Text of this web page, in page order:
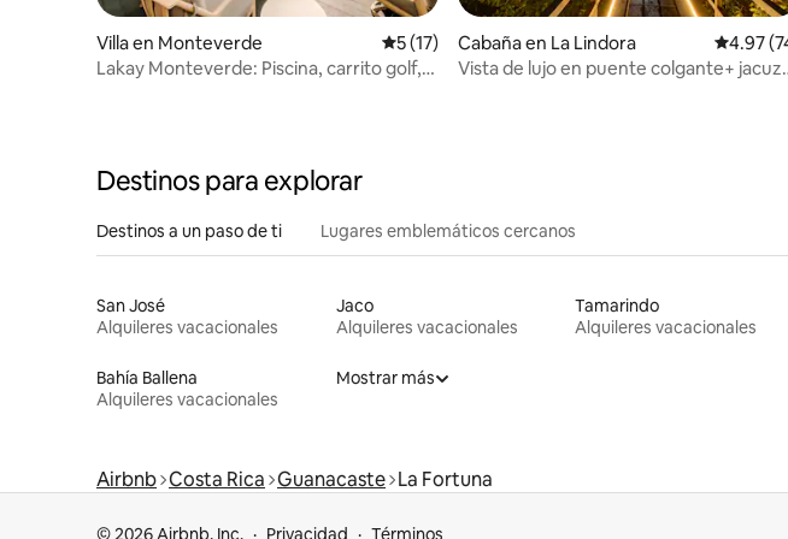
Villa en Monteverde Calificación promedio: 5 de 5; 17 evaluaciones
5 (17)
Lakay Monteverde: Piscina, carrito golf,
Cabaña en La Lindora
4.97
Vista de lujo en puente colgante+
Destinos para explorar
Destinos a un paso de ti Lugares emblemáticos cercanos
San José
Alquileres vacacionales
Jaco
Alquileres vacacionales
Tamarindo
Alquileres vacacionales
Bahía Ballena
Alquileres vacacionales
Mostrar más
Airbnb Costa Rica Guanacaste La Fortuna
© 2026 Airbnb, Inc. Privacidad Términos